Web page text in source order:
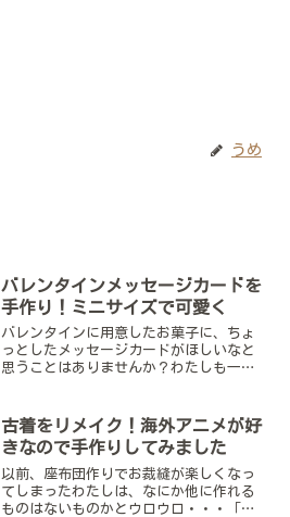
うめ
バレンタインメッセージカードを
手作り！ミニサイズで可愛く
バレンタインに用意したお菓子に、ちょ
っとしたメッセージカードがほしいなと
思うことはありませんか？わたしも一言
た(^^)ちょこっと取り付けられるような
ミニサイズです。渡す...
古着をリメイク！海外アニメが好
きなので手作りしてみました
以前、座布団作りでお裁縫が楽しくなっ
てしまったわたしは、なにか他に作れる
ものはないものかとウロウロ・・・「そ